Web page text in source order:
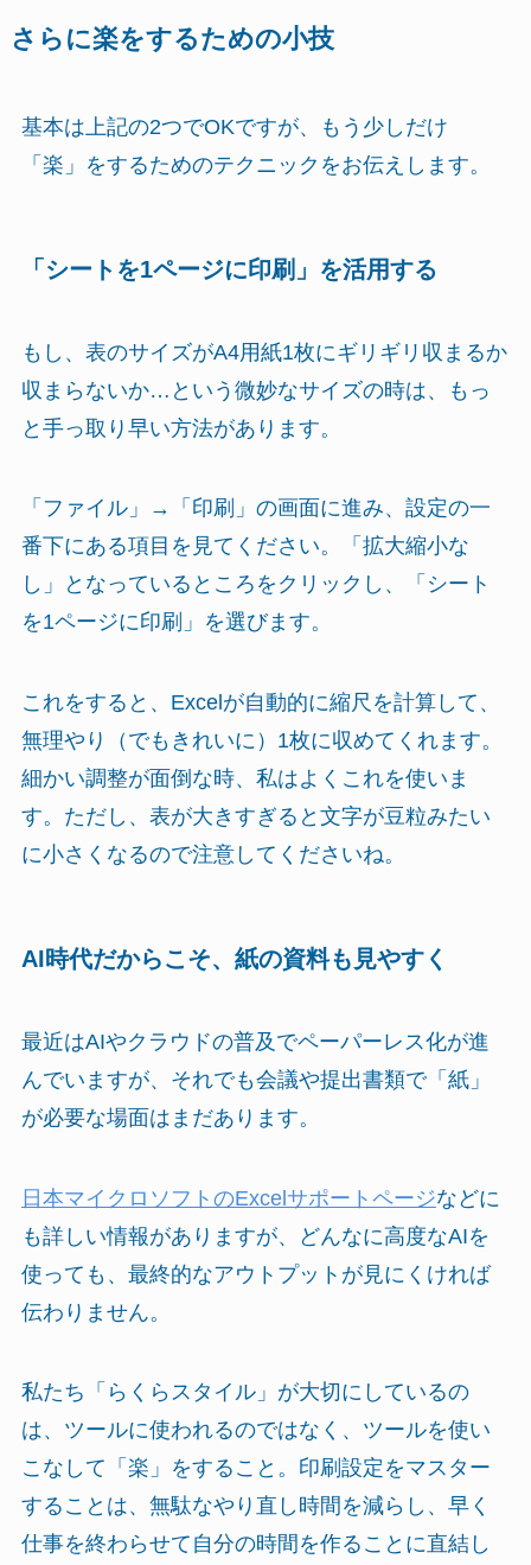
さらに楽をするための小技
基本は上記の2つでOKですが、もう少しだけ
「楽」をするためのテクニックをお伝えします。
「シートを1ページに印刷」を活用する
もし、表のサイズがA4用紙1枚にギリギリ収まるか
収まらないか…という微妙なサイズの時は、もっ
と手っ取り早い方法があります。
「ファイル」→「印刷」の画面に進み、設定の一
番下にある項目を見てください。「拡大縮小な
し」となっているところをクリックし、「シート
を1ページに印刷」を選びます。
これをすると、Excelが自動的に縮尺を計算して、
無理やり（でもきれいに）1枚に収めてくれます。
細かい調整が面倒な時、私はよくこれを使いま
す。ただし、表が大きすぎると文字が豆粒みたい
に小さくなるので注意してくださいね。
AI時代だからこそ、紙の資料も見やすく
最近はAIやクラウドの普及でペーパーレス化が進
んでいますが、それでも会議や提出書類で「紙」
が必要な場面はまだあります。
日本マイクロソフトのExcelサポートページなどに
も詳しい情報がありますが、どんなに高度なAIを
使っても、最終的なアウトプットが見にくければ
伝わりません。
私たち「らくらスタイル」が大切にしているの
は、ツールに使われるのではなく、ツールを使い
こなして「楽」をすること。印刷設定をマスター
することは、無駄なやり直し時間を減らし、早く
仕事を終わらせて自分の時間を作ることに直結し